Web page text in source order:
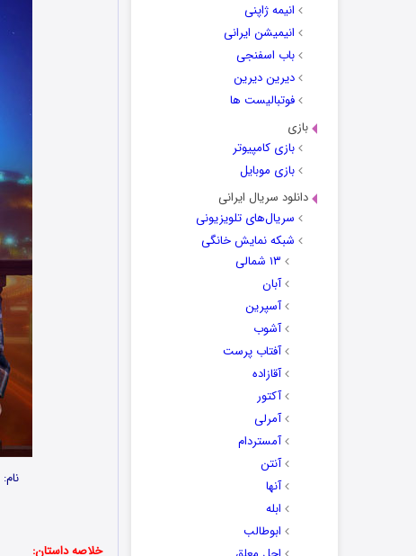
انیمه ژاپنی
انیمیشن ایرانی
باب اسفنجی
دیرین دیرین
فوتبالیست ها
بازی
بازی کامپیوتر
بازی موبایل
دانلود سریال ایرانی
سریال‌های تلویزیونی
شبکه نمایش خانگی
۱۳ شمالی
آبان
آسپرین
آشوب
آفتاب پرست
آقازاده
آکتور
آمرلی
آمستردام
آنتن
آنها
ابله
ابوطالب
نام:
خلاصه داستان: